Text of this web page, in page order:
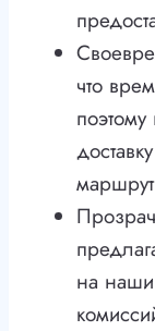
что
на наши